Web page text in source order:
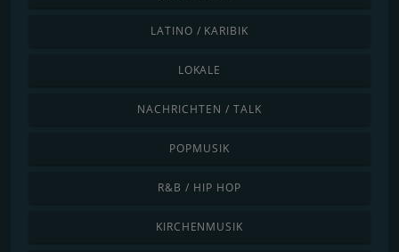
LATINO / KARIBIK
LOKALE
NACHRICHTEN / TALK
POPMUSIK
R&B / HIP HOP
KIRCHENMUSIK